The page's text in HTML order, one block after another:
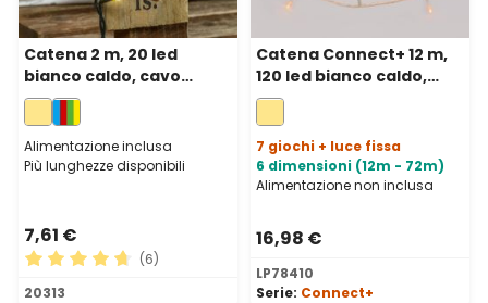
Catena 2 m, 20 led
bianco caldo, cavo
verde
Alimentazione inclusa
Più lunghezze disponibili
7,61 €
Valutazione media di 4.83 su 5 stelle
(6)
20313
Catena Connect+ 12 m,
120 led bianco caldo,
cavo trasparente,
prolungabile
7 giochi + luce fissa
6 dimensioni (12m - 72m)
Alimentazione non inclusa
16,98 €
LP78410
Serie: Connect+